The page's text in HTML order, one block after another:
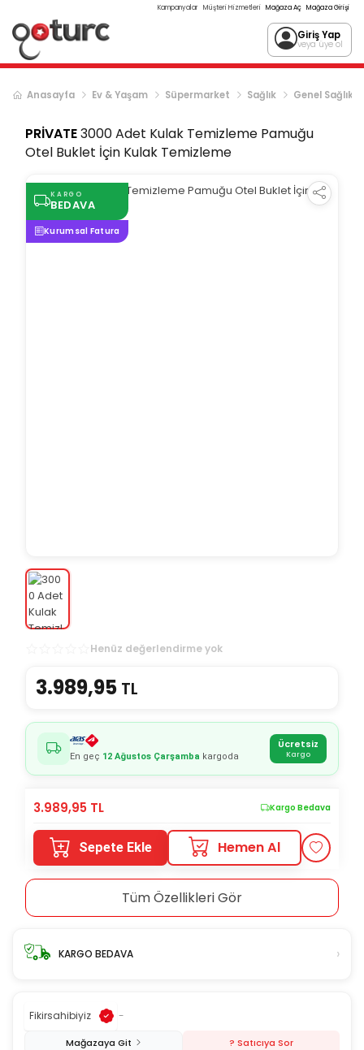
Kampanyalar Müşteri Hizmetleri Mağaza Aç Mağaza Girişi
Giriş Yap
veya üye ol
Anasayfa Ev & Yaşam Süpermarket Sağlık Genel Sağlık
PRİVATE3000 Adet Kulak Temizleme Pamuğu
Otel Buklet İçin Kulak Temizleme
KARGO
BEDAVA
Kurumsal Fatura
Henüz değerlendirme yok
3.989,95 TL
En geç 12 Ağustos Çarşamba kargoda
Ücretsiz
Kargo
3.989,95 TL Kargo Bedava
Sepete Ekle Hemen Al
Tüm Özellikleri Gör
KARGO BEDAVA ›
Fikirsahibiyiz -
Mağazaya Git ? Satıcıya Sor